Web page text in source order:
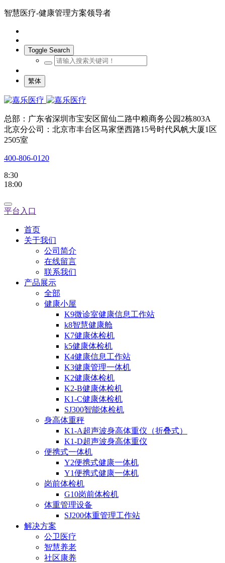
智慧医疗-健康管理方案领导者
Toggle Search
繁体
总部：广东省深圳市宝安区留仙二路中粮商务公园2栋803A
北京分公司：北京市丰台区马家堡西路15号时代风帆大厦1区
2505室
400-806-0120
8:30
18:00
平台入口
首页
关于我们
公司简介
在线留言
联系我们
产品展示
全部
健康小屋
K9微诊室健康信息工作站
k8智慧健康舱
K7健康体检机
k5健康体检机
K4健康信息工作站
K3健康管理一体机
K2健康体检机
K2-B健康体检机
K1-C健康体检机
SJ300智能体检机
身高体重秤
K1-A超声波身高体重仪（折叠式）
K1-D超声波身高体重仪
便携式一体机
Y2便携式健康一体机
Y1便携式健康一体机
岗前体检机
G10岗前体检机
体重管理设备
SJ200体重管理工作站
解决方案
公卫医疗
智慧养老
社区康养